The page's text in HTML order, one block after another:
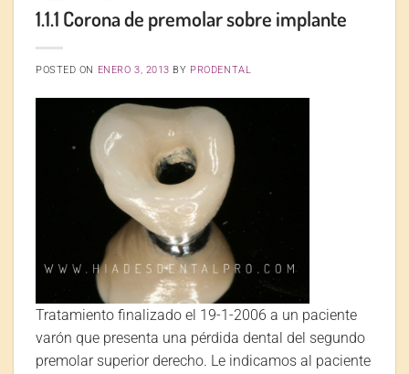
1.1.1 Corona de premolar sobre implante
POSTED ON ENERO 3, 2013 BY PRODENTAL
Tratamiento finalizado el 19-1-2006 a un paciente
varón que presenta una pérdida dental del segundo
premolar superior derecho. Le indicamos al paciente